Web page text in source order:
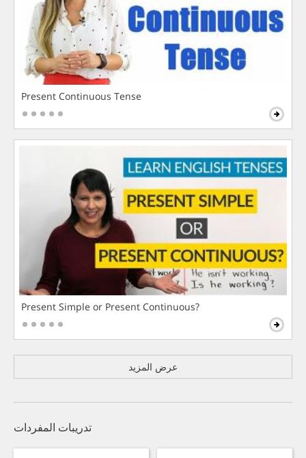
Present Continuous Tense
Present Simple or Present Continuous?
عرض المزيد
تدريبات المفردات